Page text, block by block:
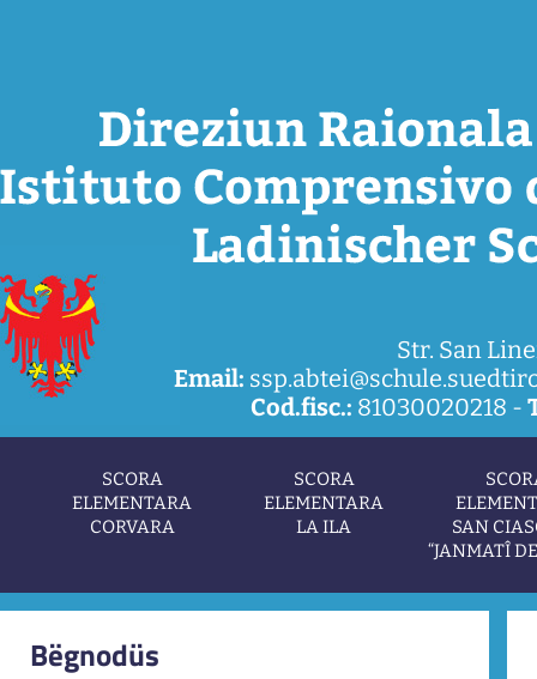
Str. San
Email:
Cod.fisc.: 81030020218 -
SCORA
ELEMENTARA
CORVARA
SCORA
ELEMENTARA
LA ILA
SAN
“JANMATÎ
Bëgnodüs